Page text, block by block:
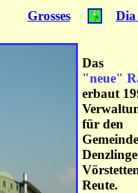
Grosses
Dia
Das
"neue"
erbaut
für den
Reute.